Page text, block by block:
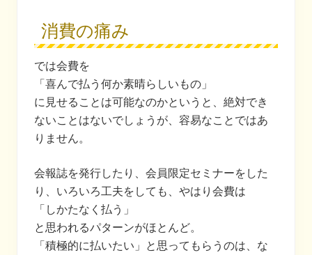
消費の痛み
では会費を
「喜んで払う何か素晴らしいもの」
に見せることは可能なのかというと、絶対でき
ないことはないでしょうが、容易なことではあ
りません。
会報誌を発行したり、会員限定セミナーをした
り、いろいろ工夫をしても、やはり会費は
「しかたなく払う」
と思われるパターンがほとんど。
「積極的に払いたい」と思ってもらうのは、な